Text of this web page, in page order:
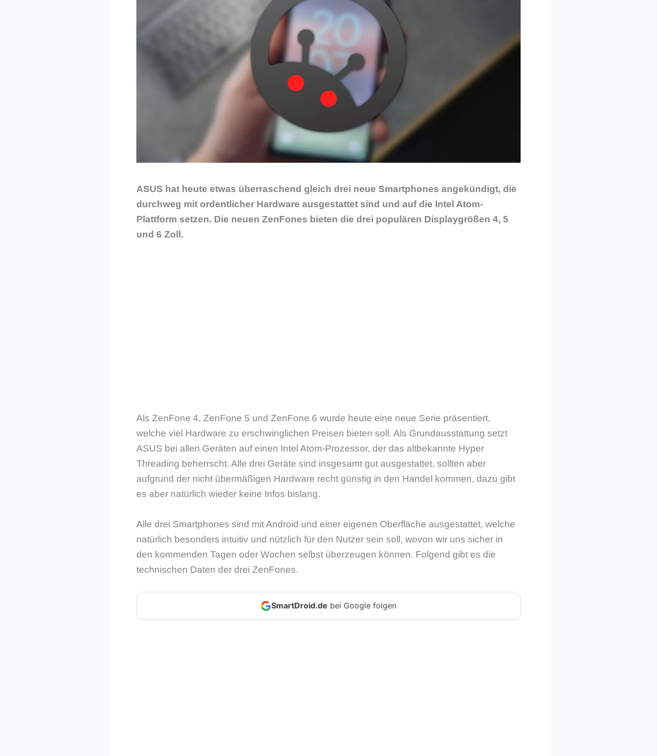
ASUS hat heute etwas überraschend gleich drei neue Smartphones angekündigt, die
durchweg mit ordentlicher Hardware ausgestattet sind und auf die Intel Atom-
Plattform setzen. Die neuen ZenFones bieten die drei populären Displaygrößen 4, 5
und 6 Zoll.
Als ZenFone 4, ZenFone 5 und ZenFone 6 wurde heute eine neue Serie präsentiert,
welche viel Hardware zu erschwinglichen Preisen bieten soll. Als Grundausstattung setzt
ASUS bei allen Geräten auf einen Intel Atom-Prozessor, der das altbekannte Hyper
Threading beherrscht. Alle drei Geräte sind insgesamt gut ausgestattet, sollten aber
aufgrund der nicht übermäßigen Hardware recht günstig in den Handel kommen, dazu gibt
es aber natürlich wieder keine Infos bislang.
Alle drei Smartphones sind mit Android und einer eigenen Oberfläche ausgestattet, welche
natürlich besonders intuitiv und nützlich für den Nutzer sein soll, wovon wir uns sicher in
den kommenden Tagen oder Wochen selbst überzeugen können. Folgend gibt es die
technischen Daten der drei ZenFones.
SmartDroid.de bei Google folgen